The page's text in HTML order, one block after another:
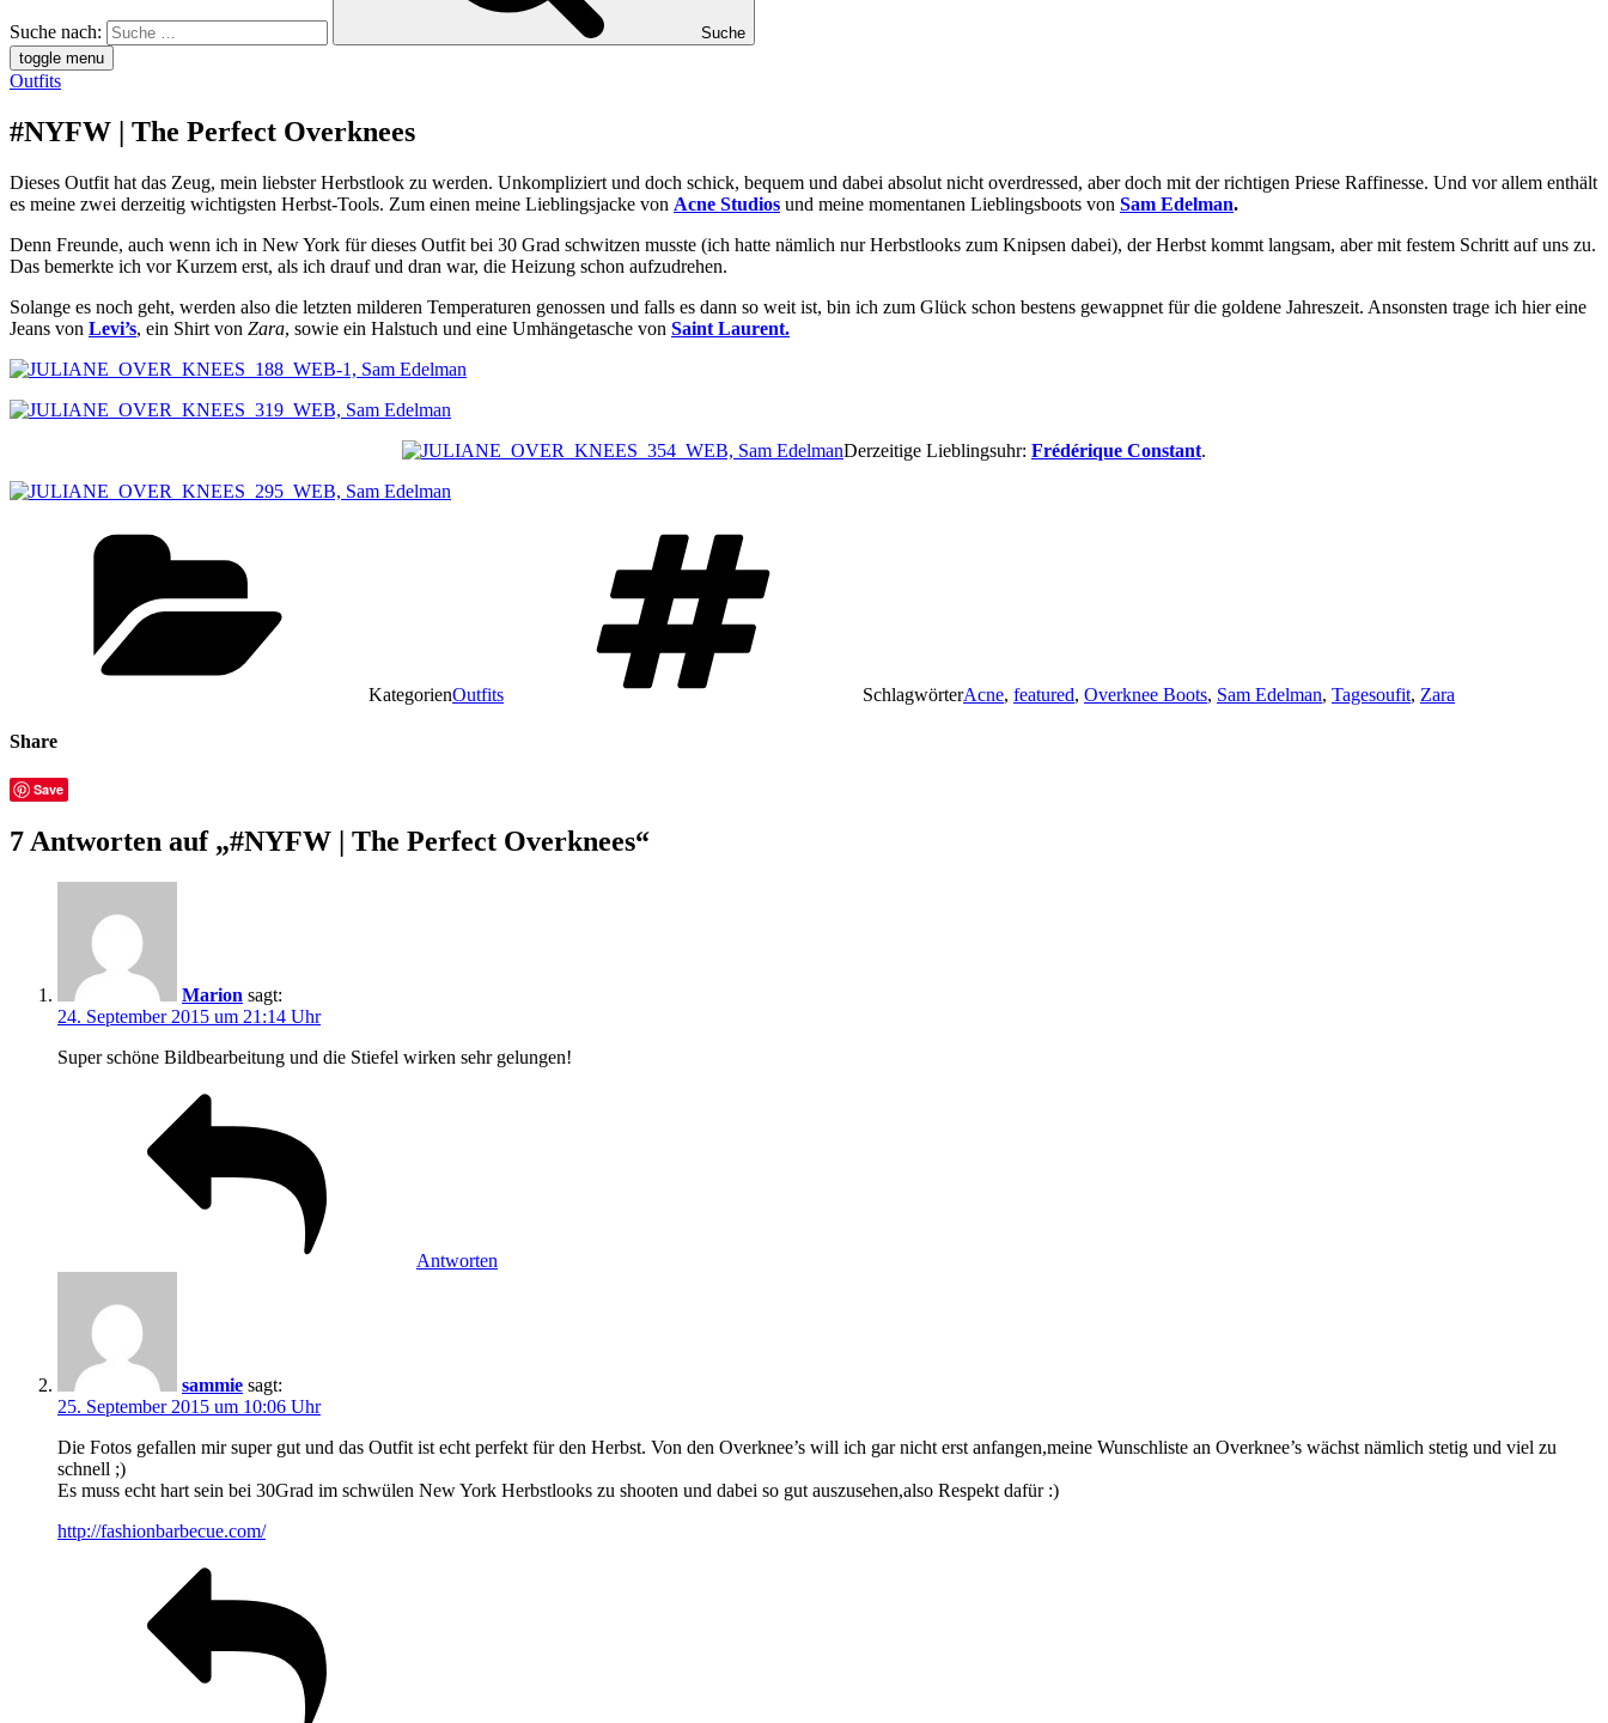
Suche nach:
Suche
toggle menu
Outfits
#NYFW | The Perfect Overknees
Dieses Outfit hat das Zeug, mein liebster Herbstlook zu werden. Unkompliziert und doch schick, bequem und dabei absolut nicht overdressed, aber doch mit der richtigen Priese Raffinesse. Und vor allem enthält
es meine zwei derzeitig wichtigsten Herbst-Tools. Zum einen meine Lieblingsjacke von Acne Studios und meine momentanen Lieblingsboots von Sam Edelman.
Denn Freunde, auch wenn ich in New York für dieses Outfit bei 30 Grad schwitzen musste (ich hatte nämlich nur Herbstlooks zum Knipsen dabei), der Herbst kommt langsam, aber mit festem Schritt auf uns zu.
Das bemerkte ich vor Kurzem erst, als ich drauf und dran war, die Heizung schon aufzudrehen.
Solange es noch geht, werden also die letzten milderen Temperaturen genossen und falls es dann so weit ist, bin ich zum Glück schon bestens gewappnet für die goldene Jahreszeit. Ansonsten trage ich hier eine
Jeans von Levi’s, ein Shirt von Zara, sowie ein Halstuch und eine Umhängetasche von Saint Laurent.
Derzeitige Lieblingsuhr: Frédérique Constant.
KategorienOutfits SchlagwörterAcne, featured, Overknee Boots, Sam Edelman, Tagesoufit, Zara
Share
Save
7 Antworten auf „#NYFW | The Perfect Overknees“
Marion sagt:
24. September 2015 um 21:14 Uhr
Super schöne Bildbearbeitung und die Stiefel wirken sehr gelungen!
Antworten
sammie sagt:
25. September 2015 um 10:06 Uhr
Die Fotos gefallen mir super gut und das Outfit ist echt perfekt für den Herbst. Von den Overknee’s will ich gar nicht erst anfangen,meine Wunschliste an Overknee’s wächst nämlich stetig und viel zu
schnell ;)
Es muss echt hart sein bei 30Grad im schwülen New York Herbstlooks zu shooten und dabei so gut auszusehen,also Respekt dafür :)
http://fashionbarbecue.com/